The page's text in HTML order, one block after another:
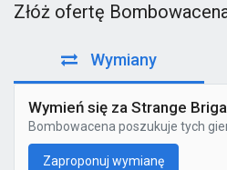
Złóż ofertę
Wymiany
Wymień się za Strange
Bombowacena poszukuje tych
Zaproponuj wymianę